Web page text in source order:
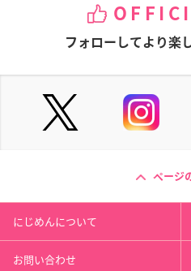
フォローしてより楽
ページ
にじめんについて
お問い合わせ